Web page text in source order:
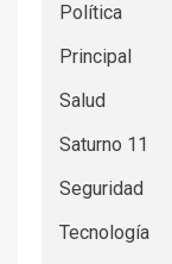
Política
Principal
Salud
Saturno 11
Seguridad
Tecnología